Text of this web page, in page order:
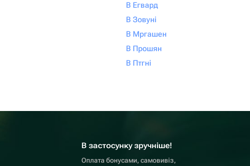
В Егвард
В Зовуні
В Мргашен
В Прошян
В Птгні
В застосунку зручніше!
Оплата бонусами, самовивіз,